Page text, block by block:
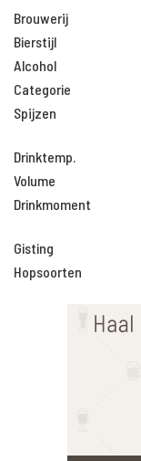
Brouwerij
Bierstijl
Alcohol
Categorie
Spijzen
Drinktemp.
Volume
Drinkmoment
Gisting
Hopsoorten